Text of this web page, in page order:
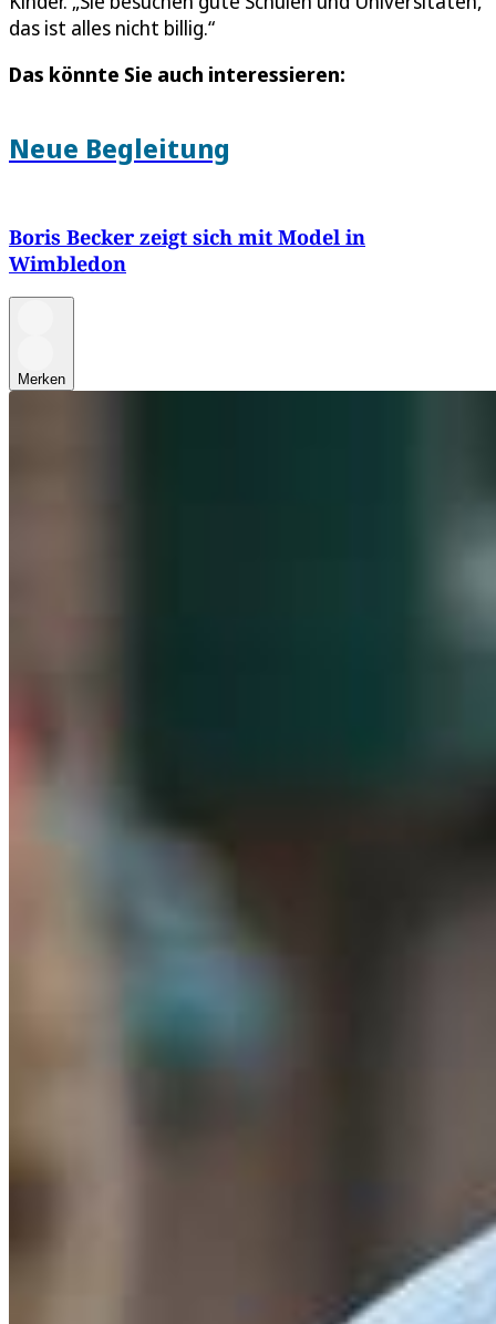
das ist alles nicht billig.“
Das könnte Sie auch interessieren:
Neue Begleitung
Boris Becker zeigt sich mit Model in
Wimbledon
Merken